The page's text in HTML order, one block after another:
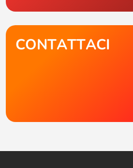
CONTATTACI